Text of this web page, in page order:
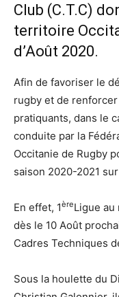
Club (C.T.C)
territoire
d’Août 2020.
Afin de favoriser le
rugby et de renforcer
pratiquants, dans le
conduite par la
Occitanie de Rugby
saison 2020-2021
En effet, 1èreLigue au
dès le 10 Août
Cadres Techniques
Sous la houlette du